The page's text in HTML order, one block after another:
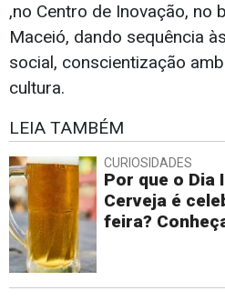
,no Centro de Inovação, no
Maceió, dando sequência
social, conscientização
cultura.
LEIA TAMBÉM
CURIOSIDADES
Por que o Dia
Cerveja é
feira?